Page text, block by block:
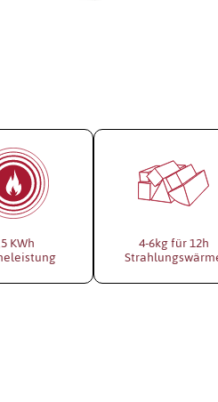
KWh 4-6kg für 12h